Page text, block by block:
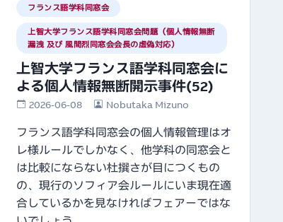
フランス語学科同窓会
上智大学フランス語学科同窓会問題（個人情報無断
漏洩 及び 風間烈同窓会会長の虚偽対応）
上智大学フランス語学科同窓会に
よる個人情報無断開示事件(52)
2026-06-08 Nobutaka Mizuno
フランス語学科同窓会の個人情報管理はオ
レ様ルールでしかなく、他学科の同窓会と
は比較にならない杜撰さが目につくもの
の、現行のソフィア会ルールにいま現在適
合しているかを見なければフェアーではな